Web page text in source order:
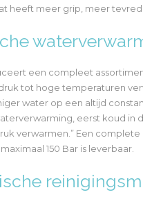
heeft meer grip, meer
een compleet
tot hoge temperaturen
water op een altijd
eerst koud in
verwarmen.” Een
150 Bar is leverbaar.